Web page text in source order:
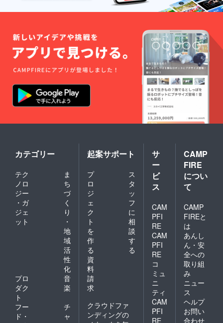
カテゴリー
テク
ノロ
ジー
・ガ
ジェ
ット
ま
ち
づ
く
り
・
地
域
活
性
化
プロ
ダク
ト
音
楽
フー
ド・
チ
ャ
起案サポート
プ
ロ
ジ
ェ
ク
ト
を
作
る
ス
タ
ッ
フ
に
相
談
す
る
資
料
請
求
クラウドファ
ンディングの
サ
ー
ビ
ス
CAM
PFI
RE
CAM
PFI
RE
コ
ミュ
ニ
ティ
CAM
PFI
RE
CAMP
FIRE
につい
て
CAMP
FIREと
は
あんし
ん・安
全への
取り組
み
ニュー
ス
ヘルプ
お問い
合わせ